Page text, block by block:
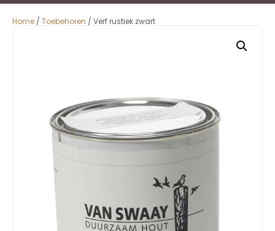
Home / Toebehoren / Verf rustiek zwart